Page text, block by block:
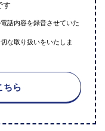
す
話内容を録音させていた
な取り扱いをいたしま
ちら